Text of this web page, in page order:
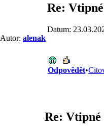
Autor: alenak
Re:
Datum:
Odpovědět•
Re: Vtipné